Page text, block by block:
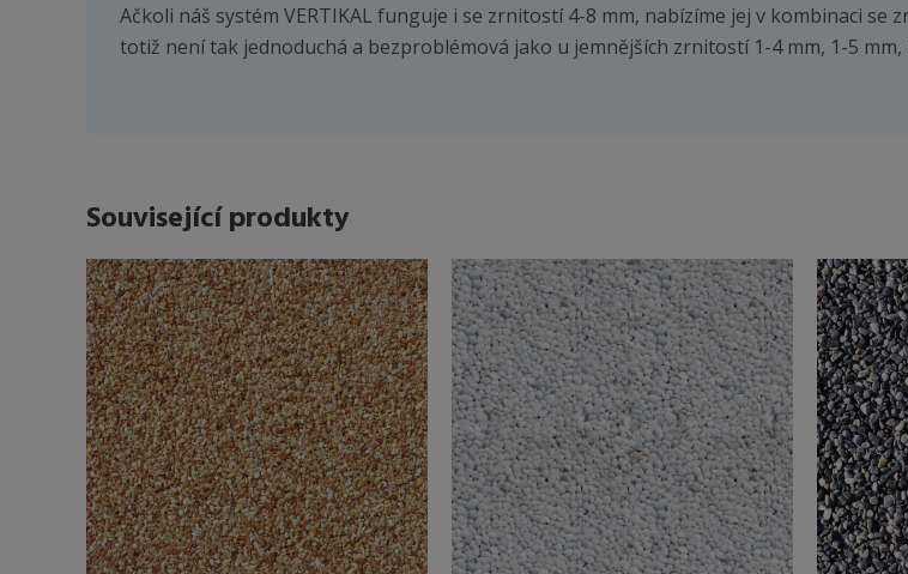
Ačkoli náš systém VERTIKAL funguje i se zrnitostí 4-8 mm, nabízíme jej v kombinaci
totiž není tak jednoduchá a bezproblémová jako u jemnějších zrnitostí 1-4 mm, 1-5 mm,
Související produkty